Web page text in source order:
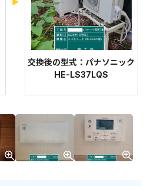
交換後の型式：パナソニック
HE-LS37LQS